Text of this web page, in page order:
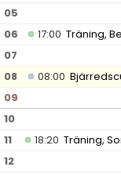
05
06
17:00 Träning,
07
08
08:00
09
10
11
18:20 Träning,
12